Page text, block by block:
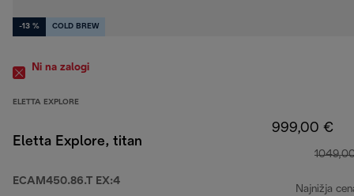
-13 % COLD BREW
Ni na zalogi
ELETTA EXPLORE
Eletta Explore, titan
ECAM450.86.T EX:4
999,00 €
Najnižja